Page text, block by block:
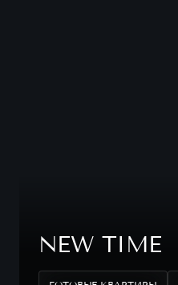
NEW TIME